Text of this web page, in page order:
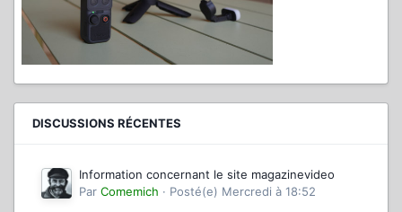
DISCUSSIONS RÉCENTES
Information concernant le site magazinevideo
Par Comemich · Posté(e) Mercredi à 18:52